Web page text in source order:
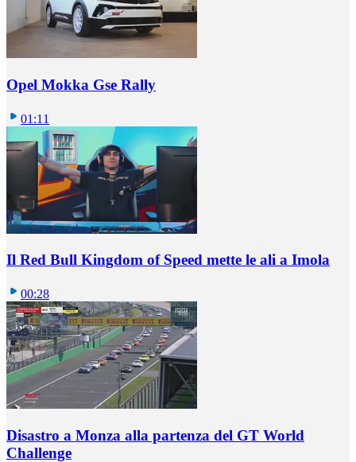
Opel Mokka Gse Rally
01:11
Il Red Bull Kingdom of Speed mette le ali a Imola
00:28
Disastro a Monza alla partenza del GT World
Challenge